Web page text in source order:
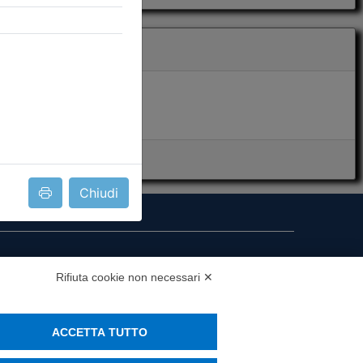
Chiudi
Rifiuta cookie non necessari ✕
ACCETTA TUTTO